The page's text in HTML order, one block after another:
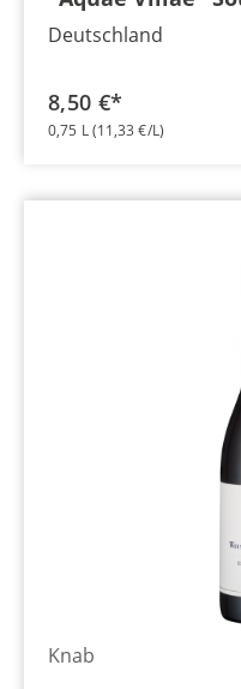
Deutschland
8,50 €*
0,75 L(11,33 €/L)
Knab